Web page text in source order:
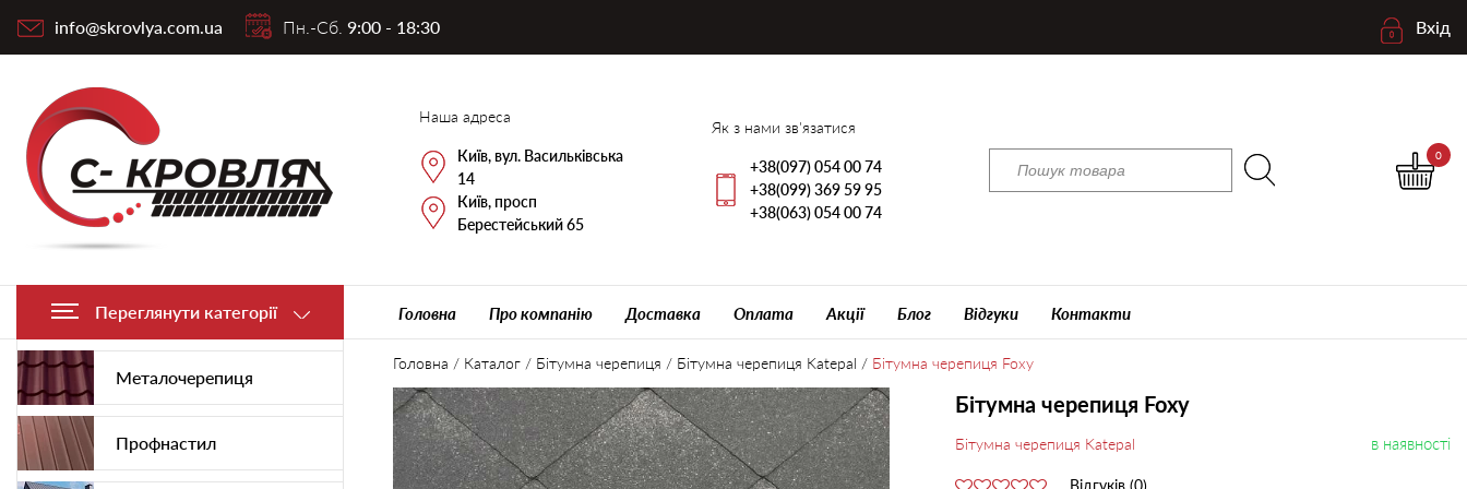
info@skrovlya.com.ua Пн.-Сб. 9:00 - 18:30 Вхід
Наша адреса
Київ, вул. Васильківська
14
Київ, просп
Берестейський 65
Як з нами зв'язатися
+38(097) 054 00 74
+38(099) 369 59 95
+38(063) 054 00 74
0
Переглянути категорії Головна Про компанію Доставка Оплата Акції Блог Відгуки Контакти
Металочерепиця
Профнастил
Головна / Каталог / Бітумна черепиця / Бітумна черепиця Katepal / Бітумна черепиця Foxy
Бітумна черепиця Foxy
Бітумна черепиця Katepal в наявності
Відгуків (0)